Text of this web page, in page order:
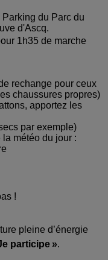
du Parc du
d'Ascq.
1h35 de marche
rechange pour ceux
chaussures propres)
apportez les
par exemple)
météo du jour :
!
pleine d’énergie
participe ».